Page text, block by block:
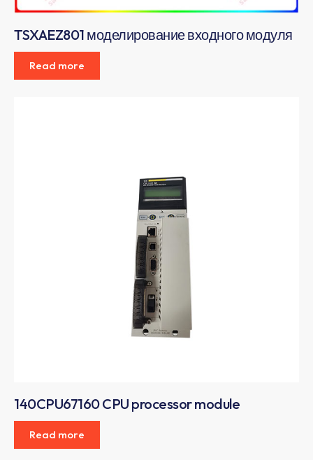
TSXAEZ801 моделирование входного модуля
Read more
140CPU67160 CPU processor module
Read more